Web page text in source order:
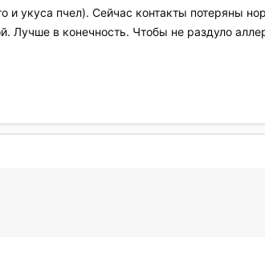
укуса пчел). Сейчас контакты потеряны
в конечность. Чтобы не раздуло